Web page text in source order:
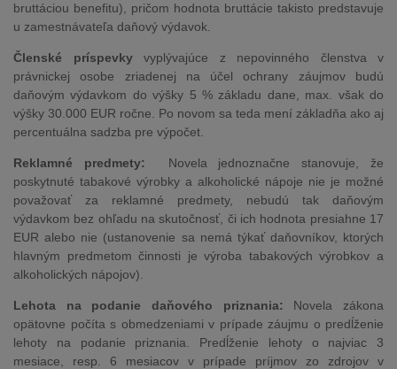
bruttáciou benefitu), pričom hodnota bruttácie takisto predstavuje
u zamestnávateľa daňový výdavok.
Členské príspevkyvyplývajúce z nepovinného členstva v
právnickej osobe zriadenej na účel ochrany záujmov budú
daňovým výdavkom do výšky 5 % základu dane, max. však do
výšky 30.000 EUR ročne. Po novom sa teda mení základňa ako aj
percentuálna sadzba pre výpočet.
Reklamné predmety: Novela jednoznačne stanovuje, že
poskytnuté tabakové výrobky a alkoholické nápoje nie je možné
považovať za reklamné predmety, nebudú tak daňovým
výdavkom bez ohľadu na skutočnosť, či ich hodnota presiahne 17
EUR alebo nie (ustanovenie sa nemá týkať daňovníkov, ktorých
hlavným predmetom činnosti je výroba tabakových výrobkov a
alkoholických nápojov).
Lehota na podanie daňového priznania: Novela zákona
opätovne počíta s obmedzeniami v prípade záujmu o predĺženie
lehoty na podanie priznania. Predĺženie lehoty o najviac 3
mesiace, resp. 6 mesiacov v prípade príjmov zo zdrojov v